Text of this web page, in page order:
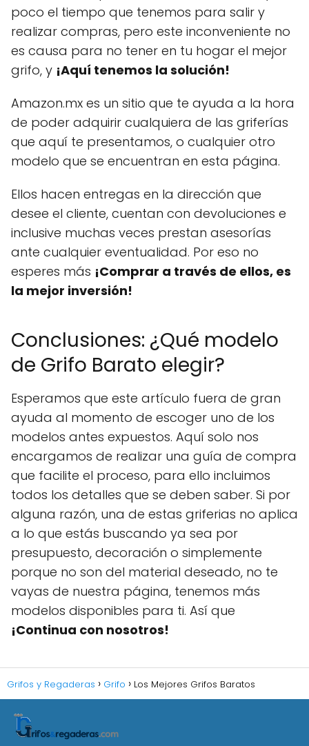
poco el tiempo que tenemos para salir y
realizar compras, pero este inconveniente no
es causa para no tener en tu hogar el mejor
grifo, y ¡Aquí tenemos la solución!
Amazon.mx es un sitio que te ayuda a la hora
de poder adquirir cualquiera de las griferías
que aquí te presentamos, o cualquier otro
modelo que se encuentran en esta página.
Ellos hacen entregas en la dirección que
desee el cliente, cuentan con devoluciones e
inclusive muchas veces prestan asesorías
ante cualquier eventualidad. Por eso no
esperes más ¡Comprar a través de ellos, es
la mejor inversión!
Conclusiones: ¿Qué modelo
de Grifo Barato elegir?
Esperamos que este artículo fuera de gran
ayuda al momento de escoger uno de los
modelos antes expuestos. Aquí solo nos
encargamos de realizar una guía de compra
que facilite el proceso, para ello incluimos
todos los detalles que se deben saber. Si por
alguna razón, una de estas griferias no aplica
a lo que estás buscando ya sea por
presupuesto, decoración o simplemente
porque no son del material deseado, no te
vayas de nuestra página, tenemos más
modelos disponibles para ti. Así que
¡Continua con nosotros!
Grifos y Regaderas Grifo Los Mejores Grifos Baratos